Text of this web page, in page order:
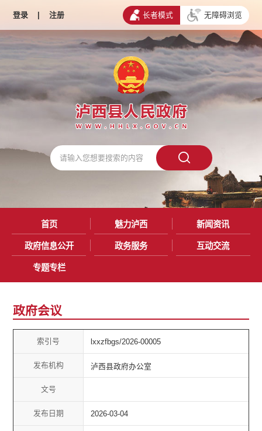
登录 | 注册 长者模式 无障碍浏览
首页 魅力泸西 新闻资讯
政府信息公开 政务服务 互动交流
专题专栏
政府会议
索引号 lxxzfbgs/2026-00005
发布机构 泸西县政府办公室
文号
发布日期 2026-03-04